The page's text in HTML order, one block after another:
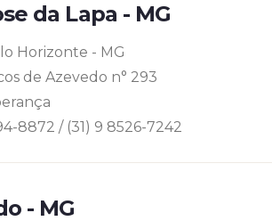
da Lapa - MG
Horizonte - MG
de Azevedo n° 293
8872 / (31) 9 8526-7242
- MG